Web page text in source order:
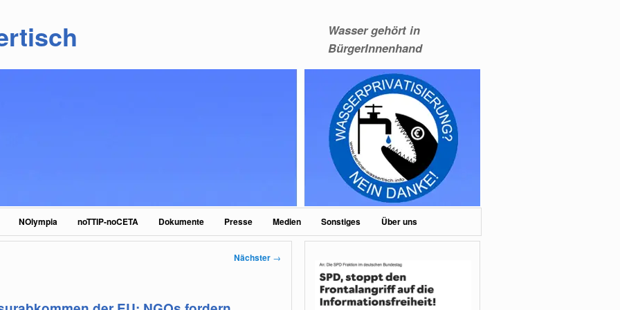
Wasser gehört in
BürgerInnenhand
NOlympia noTTIP-noCETA Dokumente Presse Medien Sonstiges Über uns
Nächster →